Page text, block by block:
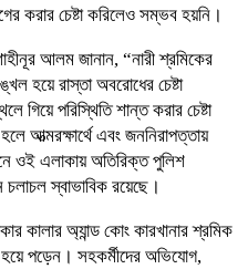
করার চেষ্টা করিলেও সম্ভব হয়নি।
আলম জানান, “নারী শ্রমিকের
হয়ে রাস্তা অবরোধের চেষ্টা
গিয়ে পরিস্থিতি শান্ত করার চেষ্টা
আত্মরক্ষার্থে এবং জননিরাপত্তায়
ওই এলাকায় অতিরিক্ত পুলিশ
স্বাভাবিক রয়েছে।
কালার অ্যান্ড কোং কারখানার শ্রমিক
পড়েন। সহকর্মীদের অভিযোগ,